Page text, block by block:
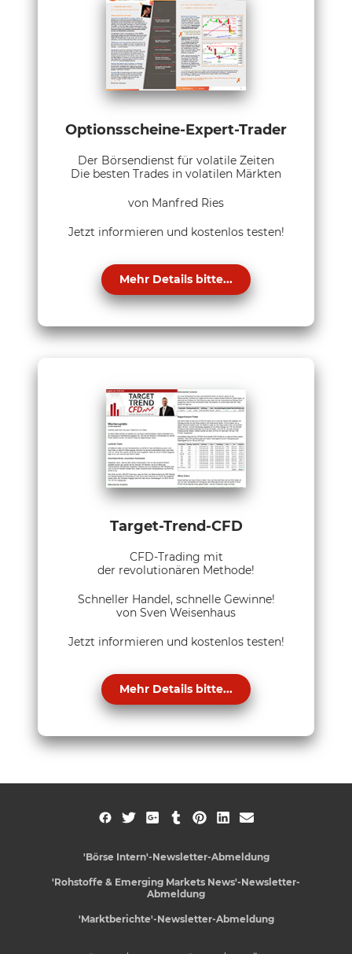
Optionsscheine-Expert-Trader
Der Börsendienst für volatile Zeiten
Die besten Trades in volatilen Märkten
von Manfred Ries
Jetzt informieren und kostenlos testen!
Mehr Details bitte...
Target-Trend-CFD
CFD-Trading mit
der revolutionären Methode!
Schneller Handel, schnelle Gewinne!
von Sven Weisenhaus
Jetzt informieren und kostenlos testen!
Mehr Details bitte...
'Börse Intern'-Newsletter-Abmeldung
'Rohstoffe & Emerging Markets News'-Newsletter-
Abmeldung
'Marktberichte'-Newsletter-Abmeldung